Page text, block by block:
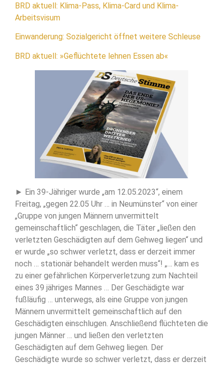
BRD aktuell: Klima-Pass, Klima-Card und Klima-
Arbeitsvisum
Einwanderung: Sozialgericht öffnet weitere Schleuse
BRD aktuell: »Geflüchtete lehnen Essen ab«
► Ein 39-Jähriger wurde „am 12.05.2023“, einem
Freitag, „gegen 22.05 Uhr … in Neumünster“ von einer
„Gruppe von jungen Männern unvermittelt
gemeinschaftlich“ geschlagen, die Täter „ließen den
verletzten Geschädigten auf dem Gehweg liegen“ und
er wurde „so schwer verletzt, dass er derzeit immer
noch … stationär behandelt werden muss“! „… kam es
zu einer gefährlichen Körperverletzung zum Nachteil
eines 39 jähriges Mannes … Der Geschädigte war
fußläufig … unterwegs, als eine Gruppe von jungen
Männern unvermittelt gemeinschaftlich auf den
Geschädigten einschlugen. Anschließend flüchteten die
jungen Männer … und ließen den verletzten
Geschädigten auf dem Gehweg liegen. Der
Geschädigte wurde so schwer verletzt, dass er derzeit